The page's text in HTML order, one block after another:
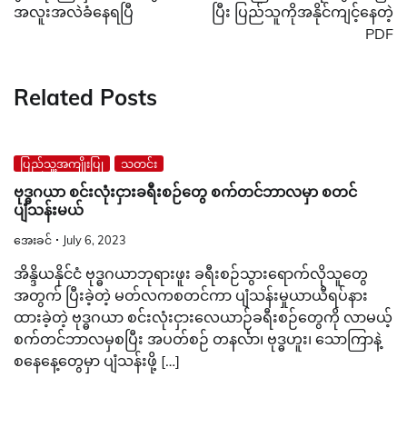
အလူးအလဲခံနေရပြီ
ပြီး ပြည်သူကိုအနိုင်ကျင့်နေတဲ့
PDF
Related Posts
ပြည်သူ့အကျိုးပြု သတင်း
ဗုဒ္ဓဂယာ စင်းလုံးငှားခရီးစဉ်တွေ စက်တင်ဘာလမှာ စတင်
ပျံသန်းမယ်
အေးခင် July 6, 2023
အိန္ဒိယနိုင်ငံ ဗုဒ္ဓဂယာဘုရားဖူး ခရီးစဉ်သွားရောက်လိုသူတွေ
အတွက် ပြီးခဲ့တဲ့ မတ်လကစတင်ကာ ပျံသန်းမှုယာယီရပ်နား
ထားခဲ့တဲ့ ဗုဒ္ဓဂယာ စင်းလုံးငှားလေယာဉ်ခရီးစဉ်တွေကို လာမယ့်
စက်တင်ဘာလမှစပြီး အပတ်စဉ် တနင်္လာ၊ ဗုဒ္ဓဟူး၊ သောကြာနဲ့
စနေနေ့တွေမှာ ပျံသန်းဖို့ […]